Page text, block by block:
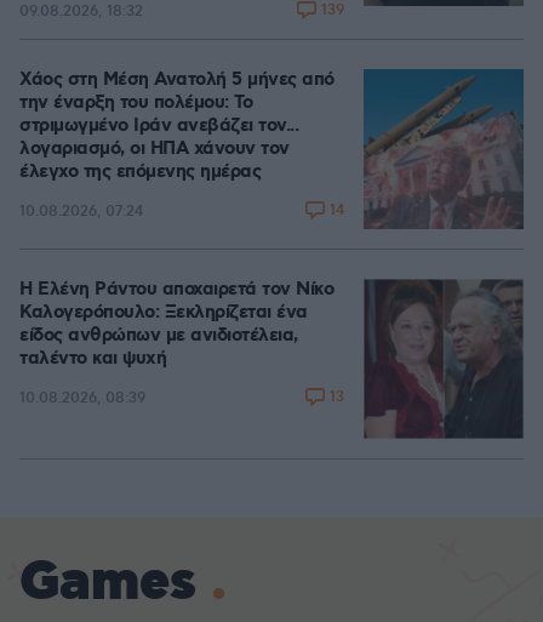
09.08.2026, 18:32 139
Χάος στη Μέση Ανατολή 5 μήνες από
την έναρξη του πολέμου: Το
στριμωγμένο Ιράν ανεβάζει τον...
λογαριασμό, οι ΗΠΑ χάνουν τον
έλεγχο της επόμενης ημέρας
10.08.2026, 07:24 14
Η Ελένη Ράντου αποχαιρετά τον Νίκο
Καλογερόπουλο: Ξεκληρίζεται ένα
είδος ανθρώπων με ανιδιοτέλεια,
ταλέντο και ψυχή
10.08.2026, 08:39 13
Games